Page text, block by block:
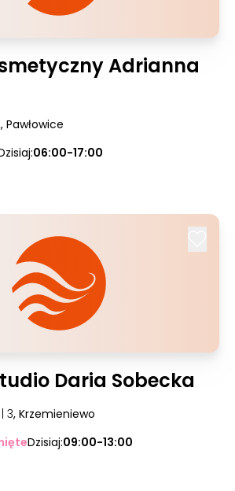
Adrianna
, Pawłowice
06:00-17:00
Daria Sobecka
| 3, Krzemieniewo
Dzisiaj:09:00-13:00